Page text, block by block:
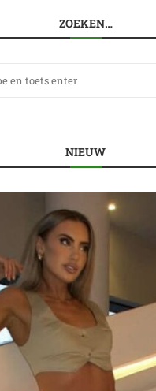
ZOEKEN…
NIEUW